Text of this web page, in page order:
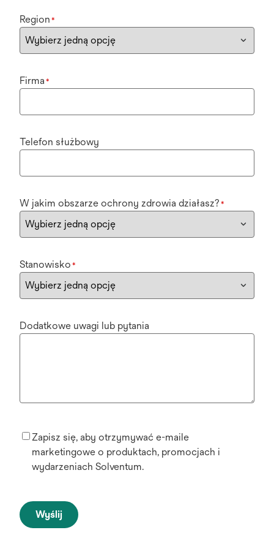
Region *
Firma *
Telefon służbowy
W jakim obszarze ochrony zdrowia działasz? *
Stanowisko *
Dodatkowe uwagi lub pytania
Zapisz się, aby otrzymywać e-maile
marketingowe o produktach, promocjach i
wydarzeniach Solventum.
Wyślij